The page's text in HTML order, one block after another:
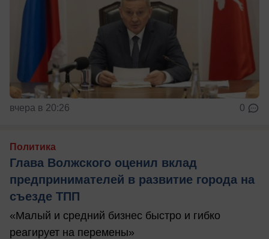
вчера в 20:26 0
Политика
Глава Волжского оценил вклад
предпринимателей в развитие города на
съезде ТПП
«Малый и средний бизнес быстро и гибко
реагирует на перемены»